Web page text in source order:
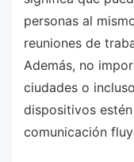
personas al
reuniones de
Además, no
ciudades o
dispositivos
comunicación